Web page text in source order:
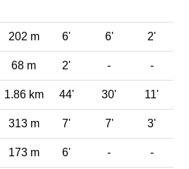
202 m 6' 6' 2'
68 m 2' - -
1.86 km 44' 30' 11'
313 m 7' 7' 3'
173 m 6' - -